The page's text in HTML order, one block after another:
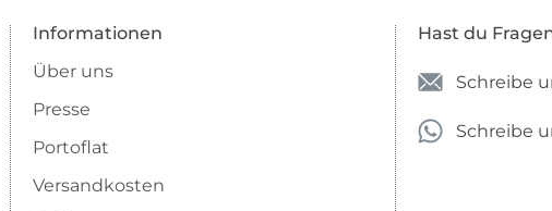
Informationen
Über uns
Presse
Portoflat
Versandkosten
Hast du
Schreibe
Schreibe